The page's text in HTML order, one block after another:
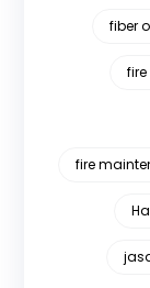
fiber
fire